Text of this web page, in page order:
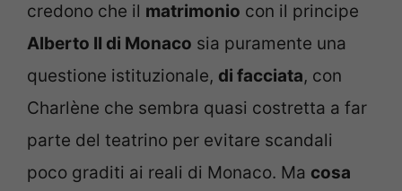
credono che il matrimonio con il principe
Alberto II di Monaco sia puramente una
questione istituzionale, di facciata, con
Charlène che sembra quasi costretta a far
parte del teatrino per evitare scandali
poco graditi ai reali di Monaco. Ma cosa